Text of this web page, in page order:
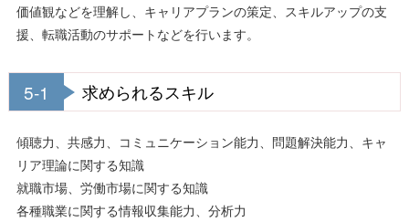
価値観などを理解し、キャリアプランの策定、スキルアップの支
援、転職活動のサポートなどを行います。
5-1 求められるスキル
傾聴力、共感力、コミュニケーション能力、問題解決能力、キャ
リア理論に関する知識
就職市場、労働市場に関する知識
各種職業に関する情報収集能力、分析力